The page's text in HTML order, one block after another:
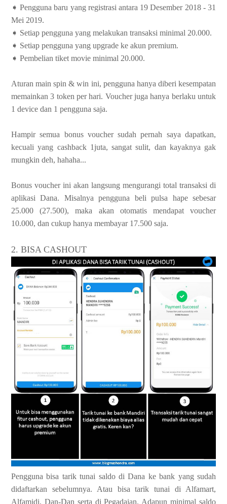
➧ Pengguna baru yang registrasi antara 19 Desember 2018 - 31
Mei 2019.
➧ Setiap pengguna yang melakukan transaksi minimal 20.000.
➧ Setiap pengguna yang upgrade ke akun premium.
➧ Pembelian tiket movie minimal 20.000.
Aturan main spin & win ini, pengguna hanya diberi kesempatan
memainkan 3 token per hari. Voucher juga hanya berlaku untuk
1 device dan 1 pengguna saja.
Hampir semua bonus voucher sudah pernah saya dapatkan,
kecuali yang cashback 1juta, sangat sulit, dan kayaknya gak
mungkin deh, hahaha...
Bonus voucher ini akan langsung mengurangi total transaksi di
aplikasi Dana. Misalnya pengguna beli pulsa hape sebesar
25.000 (27.500), maka akan otomatis mendapat voucher
10.000, dan cukup hanya membayar 17.500 saja.
2. BISA CASHOUT
Pengguna bisa tarik tunai saldo di Dana ke bank yang sudah
didaftarkan sebelumnya. Atau bisa tarik tunai di Alfamart,
Alfamidi, Dan-Dan serta di Pegadaian. Adapun minimal saldo